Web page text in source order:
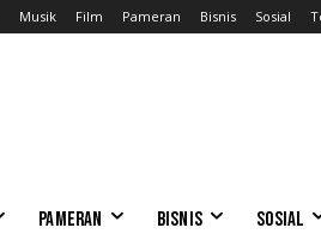
Musik Film Pameran Bisnis Sosial
PAMERAN BISNIS SOSIAL